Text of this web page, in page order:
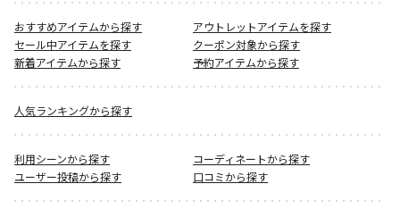
おすすめアイテムから探す
アウトレットアイテムを探す
セール中アイテムを探す
クーポン対象から探す
新着アイテムから探す
予約アイテムから探す
人気ランキングから探す
利用シーンから探す
コーディネートから探す
ユーザー投稿から探す
口コミから探す